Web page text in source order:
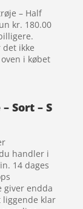
– Half
kr. 180.00
det ikke
i købet
Sort – S
handler i
14 dages
giver endda
klar